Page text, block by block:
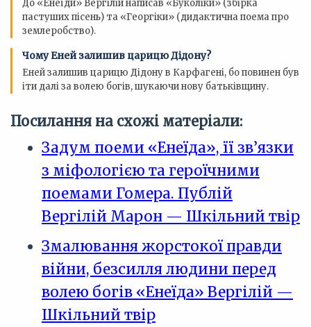
До «Енеїди» Вергілій написав «Буколіки» (збірка
пастуших пісень) та «Георгіки» (дидактична поема про
землеробство).
Чому Еней залишив царицю Дідону?
Еней залишив царицю Дідону в Карфагені, бо повинен був
іти далі за волею богів, шукаючи нову батьківщину.
Посилання на схожі матеріали:
Задум поеми «Енеїда», її зв’язки
з міфологією та героїчними
поемами Гомера. Публій
Вергілій Марон — Шкільний твір
Змалювання жорстокої правди
війни, безсилля людини перед
волею богів «Енеїда» Вергілій —
Шкільний твір